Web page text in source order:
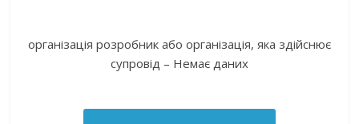
організація розробник або організація, яка здійснює
супровід – Немає даних